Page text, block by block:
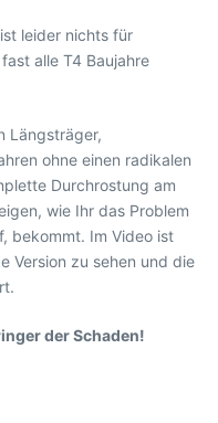
leider nichts für
alle T4 Baujahre
Längsträger,
ohne einen radikalen
Durchrostung am
wie Ihr das Problem
bekommt. Im Video ist
Version zu sehen und die
der Schaden!